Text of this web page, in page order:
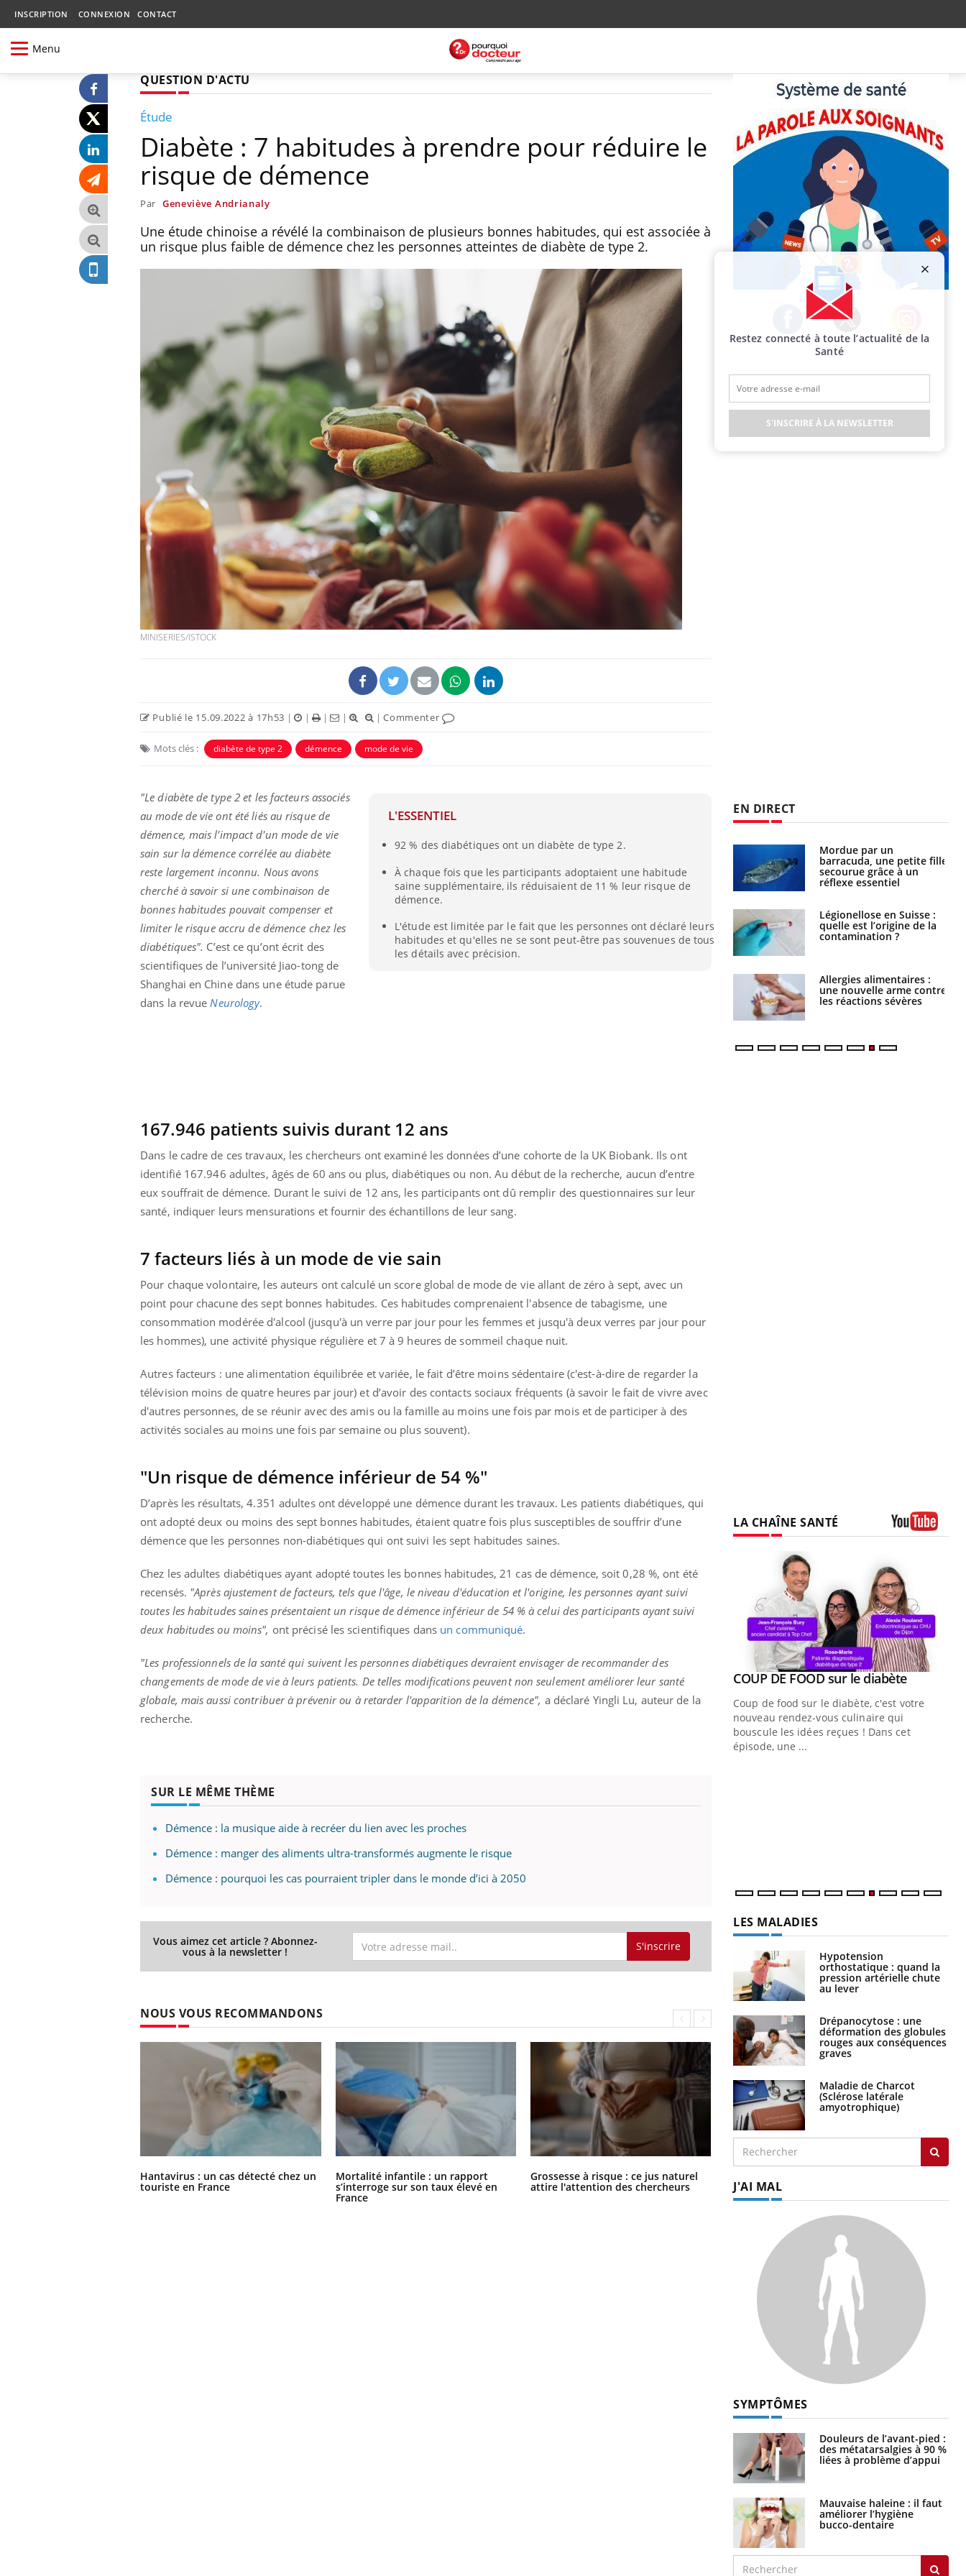
INSCRIPTION CONNEXION CONTACT
Menu
QUESTION D'ACTU
Étude
Diabète : 7 habitudes à prendre pour réduire le
risque de démence
Par Geneviève Andrianaly
Une étude chinoise a révélé la combinaison de plusieurs bonnes habitudes, qui est associée à
un risque plus faible de démence chez les personnes atteintes de diabète de type 2.
MINISERIES/ISTOCK
Publié le 15.09.2022 à 17h53 | | | | |Commenter
Mots clés : diabète de type 2 démence mode de vie
L'ESSENTIEL
92 % des diabétiques ont un diabète de type 2.
À chaque fois que les participants adoptaient une habitude
saine supplémentaire, ils réduisaient de 11 % leur risque de
démence.
L'étude est limitée par le fait que les personnes ont déclaré leurs
habitudes et qu'elles ne se sont peut-être pas souvenues de tous
les détails avec précision.
"Le diabète de type 2 et les facteurs associés
au mode de vie ont été liés au risque de
démence, mais l'impact d'un mode de vie
sain sur la démence corrélée au diabète
reste largement inconnu. Nous avons
cherché à savoir si une combinaison de
bonnes habitudes pouvait compenser et
limiter le risque accru de démence chez les
diabétiques". C’est ce qu’ont écrit des
scientifiques de l’université Jiao-tong de
Shanghai en Chine dans une étude parue
dans la revueNeurology.
167.946 patients suivis durant 12 ans
Dans le cadre de ces travaux, les chercheurs ont examiné les données d’une cohorte de la UK Biobank. Ils ont
identifié 167.946 adultes, âgés de 60 ans ou plus, diabétiques ou non. Au début de la recherche, aucun d’entre
eux souffrait de démence. Durant le suivi de 12 ans, les participants ont dû remplir des questionnaires sur leur
santé, indiquer leurs mensurations et fournir des échantillons de leur sang.
7 facteurs liés à un mode de vie sain
Pour chaque volontaire, les auteurs ont calculé un score global de mode de vie allant de zéro à sept, avec un
point pour chacune des sept bonnes habitudes. Ces habitudes comprenaient l'absence de tabagisme, une
consommation modérée d'alcool (jusqu'à un verre par jour pour les femmes et jusqu'à deux verres par jour pour
les hommes), une activité physique régulière et 7 à 9 heures de sommeil chaque nuit.
Autres facteurs : une alimentation équilibrée et variée, le fait d’être moins sédentaire (c'est-à-dire de regarder la
télévision moins de quatre heures par jour) et d’avoir des contacts sociaux fréquents (à savoir le fait de vivre avec
d'autres personnes, de se réunir avec des amis ou la famille au moins une fois par mois et de participer à des
activités sociales au moins une fois par semaine ou plus souvent).
"Un risque de démence inférieur de 54 %"
D’après les résultats, 4.351 adultes ont développé une démence durant les travaux. Les patients diabétiques, qui
ont adopté deux ou moins des sept bonnes habitudes, étaient quatre fois plus susceptibles de souffrir d’une
démence que les personnes non-diabétiques qui ont suivi les sept habitudes saines.
Chez les adultes diabétiques ayant adopté toutes les bonnes habitudes, 21 cas de démence, soit 0,28 %, ont été
recensés. "Après ajustement de facteurs, tels que l'âge, le niveau d'éducation et l'origine, les personnes ayant suivi
toutes les habitudes saines présentaient un risque de démence inférieur de 54 % à celui des participants ayant suivi
deux habitudes ou moins", ont précisé les scientifiques dans un communiqué.
"Les professionnels de la santé qui suivent les personnes diabétiques devraient envisager de recommander des
changements de mode de vie à leurs patients. De telles modifications peuvent non seulement améliorer leur santé
globale, mais aussi contribuer à prévenir ou à retarder l'apparition de la démence", a déclaré Yingli Lu, auteur de la
recherche.
SUR LE MÊME THÈME
Démence : la musique aide à recréer du lien avec les proches
Démence : manger des aliments ultra-transformés augmente le risque
Démence : pourquoi les cas pourraient tripler dans le monde d’ici à 2050
Vous aimez cet article ? Abonnez-
vous à la newsletter ! S'inscrire
NOUS VOUS RECOMMANDONS
Hantavirus : un cas détecté chez un
touriste en France
Mortalité infantile : un rapport
s’interroge sur son taux élevé en
France
Grossesse à risque : ce jus naturel
attire l'attention des chercheurs vacances ?
Facebook Twitter Instagram
EN DIRECT
Fortes chaleurs :
pourquoi le risque de
noyade grimpe-t-il ?
Le Viagra pourrait-il
freiner la propagation du
cancer ?
Pourquoi manger moins
de protéines pourrait
finalement être bénéfique
Grossesse et chaleur : ce
l'apprentissage de la
lecture ?
Mordue par un
barracuda, une petite fille
secourue grâce à un
réflexe essentiel
Légionellose en Suisse :
quelle est l’origine de la
contamination ?
Allergies alimentaires :
une nouvelle arme contre
les réactions sévères
Comment gérer le
sommeil des enfants en
vacances ?
Bilan prévention : ce que
les kinés pourront
bientôt faire
TDAH : quel est ce
traitement autorisé aux
États-Unis ?
LA CHAÎNE SANTÉ
Diabète & Ramadan 2026Youtube
Le Ramadan approche, et, pour de
nombreuses personnes atteintes de
Youtube
Un « jumeau numérique » pour
faciliter l’accès à la médecine
préventiveYoutube
Youtube
COUP DE FOOD sur le diabèteYoutube
Coup de food sur le diabète, c'est votre
nouveau rendez-vous culinaire qui
bouscule les idées reçues ! Dans cet
épisode, une ...
LES MALADIES
Hypotension
orthostatique : quand la
pression artérielle chute
au lever
Drépanocytose : une
déformation des globules
rouges aux conséquences
graves
Maladie de Charcot
(Sclérose latérale
amyotrophique)
J'AI MAL
SYMPTÔMES
Douleurs de l’avant-pied :
des métatarsalgies à 90 %
liées à problème d’appui
Mauvaise haleine : il faut
améliorer l’hygiène
bucco-dentaire
Restez connecté à toute l’actualité de la
Santé
S'INSCRIRE À LA NEWSLETTER